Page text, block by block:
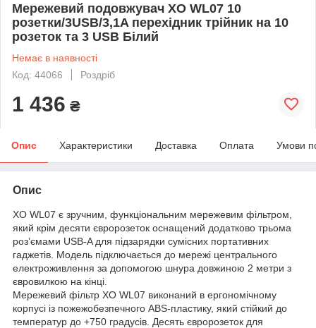
Мережевий подовжувач XO WL07 10
розетки/3USB/3,1A перехідник трійник на 10
розеток та 3 USB Білий
Немає в наявності
Код: 44066
Роздріб
1 436 ₴
Опис Характеристики Доставка Оплата Умови
Опис
XO WL07 є зручним, функціональним мережевим фільтром,
який крім десяти євророзеток оснащений додатково трьома
розʼємами USB-A для підзарядки сумісних портативних
гаджетів. Модель підключається до мережі центрального
електроживлення за допомогою шнура довжиною 2 метри з
євровилкою на кінці.
Мережевий фільтр XO WL07 виконаний в ергономічному
корпусі із пожежобезпечного ABS-пластику, який стійкий до
температур до +750 градусів. Десять євророзеток для